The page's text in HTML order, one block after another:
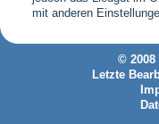
mit anderen
© 2008
Letzte